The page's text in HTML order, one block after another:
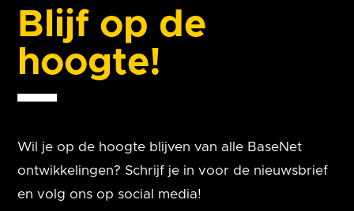
Blijf op de
hoogte!
Wil je op de hoogte blijven van alle BaseNet
ontwikkelingen? Schrijf je in voor de nieuwsbrief
en volg ons op social media!